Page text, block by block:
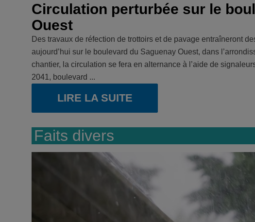
Circulation perturbée sur le
Ouest
Des travaux de réfection de trottoirs et de pavage entraîneront
aujourd’hui sur le boulevard du Saguenay Ouest, dans
chantier, la circulation se fera en alternance à l’aide de
2041, boulevard ...
LIRE LA SUITE
Faits divers